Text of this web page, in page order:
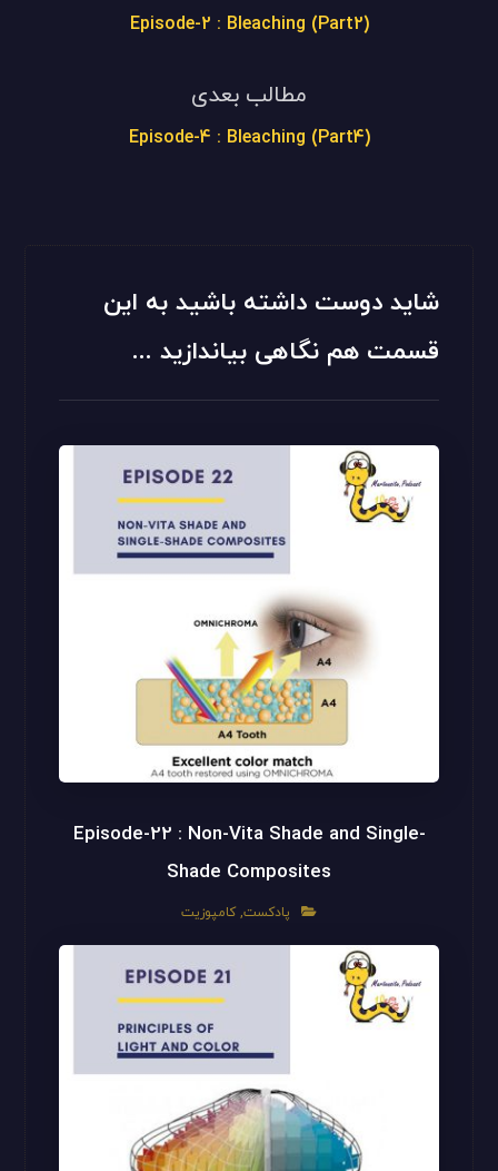
(Episode-2 : Bleaching (Part2
مطالب بعدی
(Episode-4 : Bleaching (Part4
شاید دوست داشته باشید به این
قسمت هم نگاهی بیاندازید ...
Episode-22 : Non-Vita Shade and Single-
Shade Composites
پادکست, کامپوزیت